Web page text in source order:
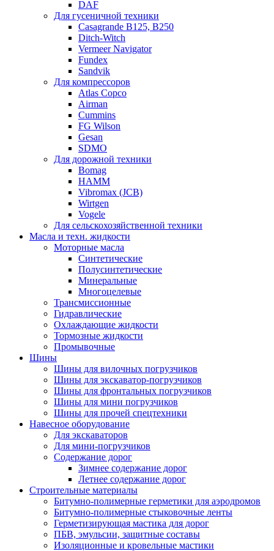
DAF
Для гусеничной техники
Casagrande B125, B250
Ditch-Witch
Vermeer Navigator
Fundex
Sandvik
Для компрессоров
Atlas Copco
Airman
Cummins
FG Wilson
Gesan
SDMO
Для дорожной техники
Bomag
HAMM
Vibromax (JCB)
Wirtgen
Vogele
Для сельскохозяйственной техники
Масла и техн. жидкости
Моторные масла
Синтетические
Полусинтетические
Минеральные
Многоцелевые
Трансмиссионные
Гидравлические
Охлаждающие жидкости
Тормозные жидкости
Промывочные
Шины
Шины для вилочных погрузчиков
Шины для экскаватор-погрузчиков
Шины для фронтальных погрузчиков
Шины для мини погрузчиков
Шины для прочей спецтехники
Навесное оборудование
Для экскаваторов
Для мини-погрузчиков
Содержание дорог
Зимнее содержание дорог
Летнее содержание дорог
Строительные материалы
Битумно-полимерные герметики для аэродромов
Битумно-полимерные стыковочные ленты
Герметизирующая мастика для дорог
ПБВ, эмульсии, защитные составы
Изоляционные и кровельные мастики